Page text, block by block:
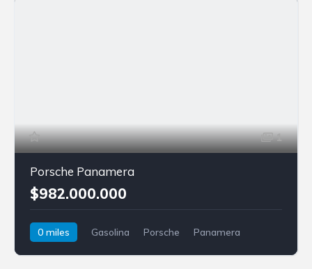
1
Porsche Panamera
$982.000.000
0 miles Gasolina Porsche Panamera